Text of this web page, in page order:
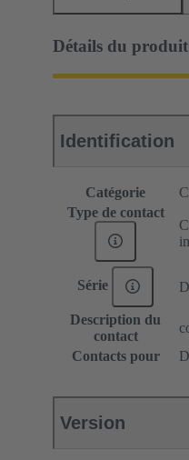
Détails du produit
Identification
Catégorie
Type de contact
Série
Description du
contact
Contacts pour
Version